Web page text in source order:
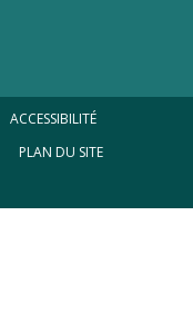
ACCESSIBILITÉ
PLAN DU SITE